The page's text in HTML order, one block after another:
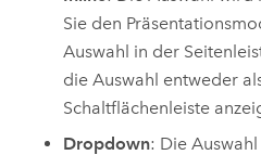
Sie den
Auswahl in der
die Auswahl entweder
Schaltflächenleiste
Dropdown: Die